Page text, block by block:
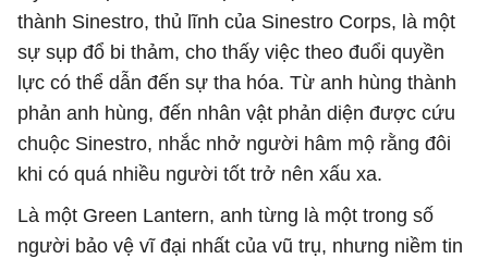
thành Sinestro, thủ lĩnh của Sinestro Corps, là một
sự sụp đổ bi thảm, cho thấy việc theo đuổi quyền
lực có thể dẫn đến sự tha hóa. Từ anh hùng thành
phản anh hùng, đến nhân vật phản diện được cứu
chuộc Sinestro, nhắc nhở người hâm mộ rằng đôi
khi có quá nhiều người tốt trở nên xấu xa.
Là một Green Lantern, anh từng là một trong số
người bảo vệ vĩ đại nhất của vũ trụ, nhưng niềm tin